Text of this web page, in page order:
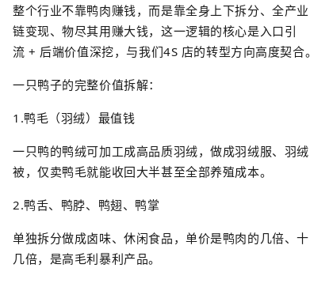
整个行业不靠鸭肉赚钱，而是靠全身上下拆分、全产业
链变现、物尽其用赚大钱，这一逻辑的核心是入口引
流 + 后端价值深挖，与我们4S 店的转型方向高度契合。
一只鸭子的完整价值拆解：
1.鸭毛（羽绒）最值钱
一只鸭的鸭绒可加工成高品质羽绒，做成羽绒服、羽绒
被，仅卖鸭毛就能收回大半甚至全部养殖成本。
2.鸭舌、鸭脖、鸭翅、鸭掌
单独拆分做成卤味、休闲食品，单价是鸭肉的几倍、十
几倍，是高毛利暴利产品。